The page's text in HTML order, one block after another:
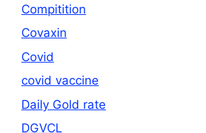
Compitition
Covaxin
Covid
covid vaccine
Daily Gold rate
DGVCL